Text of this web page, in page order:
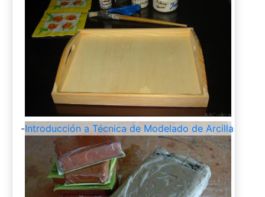
-Introducción a Técnica de Modelado de Arcilla